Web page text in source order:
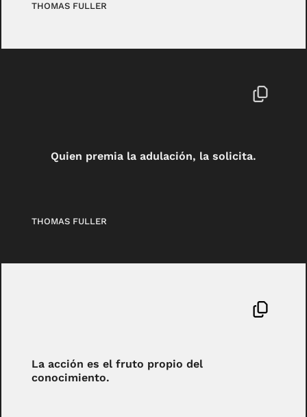
THOMAS FULLER
Quien premia la adulación, la solicita.
THOMAS FULLER
La acción es el fruto propio del
conocimiento.